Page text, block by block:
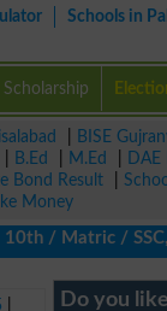
Schools in
Scholarship
BISE
B.Ed M.Ed DAE
Bond Result
Money
/ Matric / SSC,
Do you